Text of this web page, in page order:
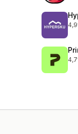
4,9
4,7